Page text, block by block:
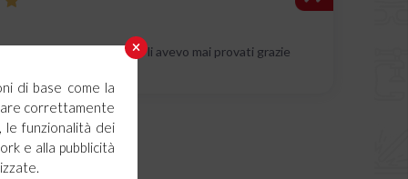
lamellari per angoli non li avevo mai provati grazie
di base come la
correttamente
le funzionalità dei
e alla pubblicità